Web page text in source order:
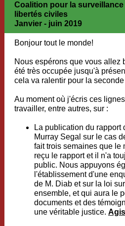
Coalition pour la
libertés civiles
Janvier - juin 2019
Bonjour tout le monde!
Nous espérons que vous allez
été très occupée jusqu'à
cela va ralentir pour la
Au moment où j'écris ces
travailler, entre autres, sur :
La publication du rapport
Murray Segal sur le cas
fait trois semaines que le
reçu le rapport et il n'a
public. Nous appuyons
l'établissement d'une
de M. Diab et sur la loi
ensemble, et qui aura le
documents et des
une véritable justice.